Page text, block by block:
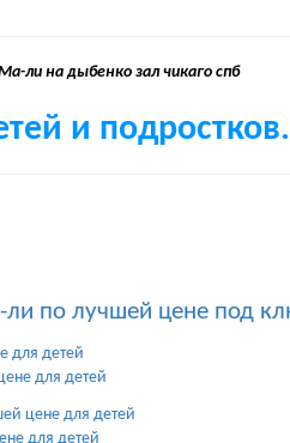
и подростков.